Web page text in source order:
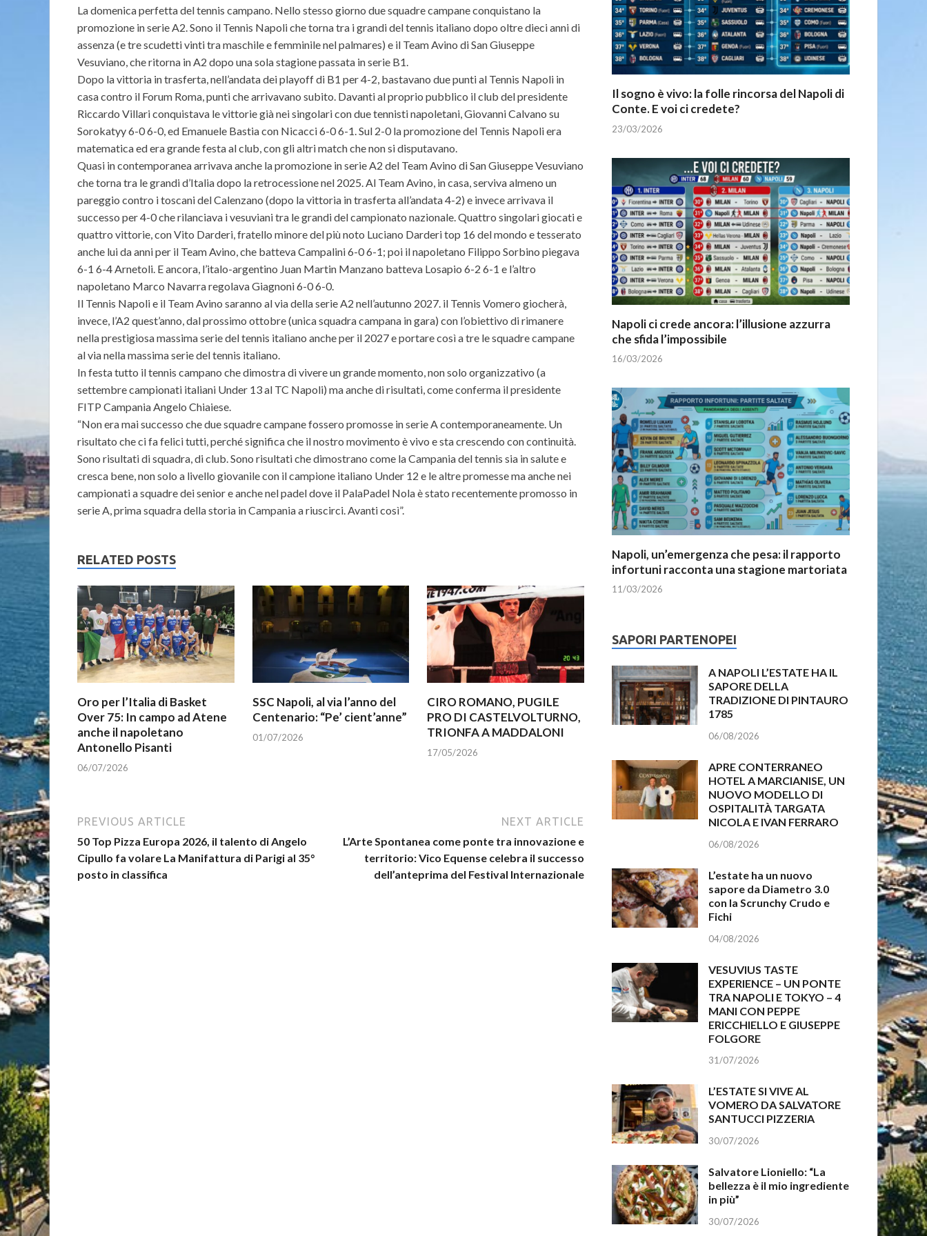
La domenica perfetta del tennis campano. Nello stesso giorno due squadre campane conquistano la
promozione in serie A2. Sono il Tennis Napoli che torna tra i grandi del tennis italiano dopo oltre dieci anni di
assenza (e tre scudetti vinti tra maschile e femminile nel palmares) e il Team Avino di San Giuseppe
Vesuviano, che ritorna in A2 dopo una sola stagione passata in serie B1.
Dopo la vittoria in trasferta, nell’andata dei playoff di B1 per 4-2, bastavano due punti al Tennis Napoli in
casa contro il Forum Roma, punti che arrivavano subito. Davanti al proprio pubblico il club del presidente
Riccardo Villari conquistava le vittorie già nei singolari con due tennisti napoletani, Giovanni Calvano su
Sorokatyy 6-0 6-0, ed Emanuele Bastia con Nicacci 6-0 6-1. Sul 2-0 la promozione del Tennis Napoli era
matematica ed era grande festa al club, con gli altri match che non si disputavano.
Quasi in contemporanea arrivava anche la promozione in serie A2 del Team Avino di San Giuseppe Vesuviano
che torna tra le grandi d’Italia dopo la retrocessione nel 2025. Al Team Avino, in casa, serviva almeno un
pareggio contro i toscani del Calenzano (dopo la vittoria in trasferta all’andata 4-2) e invece arrivava il
successo per 4-0 che rilanciava i vesuviani tra le grandi del campionato nazionale. Quattro singolari giocati e
quattro vittorie, con Vito Darderi, fratello minore del più noto Luciano Darderi top 16 del mondo e tesserato
anche lui da anni per il Team Avino, che batteva Campalini 6-0 6-1; poi il napoletano Filippo Sorbino piegava
6-1 6-4 Arnetoli. E ancora, l’italo-argentino Juan Martin Manzano batteva Losapio 6-2 6-1 e l’altro
napoletano Marco Navarra regolava Giagnoni 6-0 6-0.
Il Tennis Napoli e il Team Avino saranno al via della serie A2 nell’autunno 2027. il Tennis Vomero giocherà,
invece, l’A2 quest’anno, dal prossimo ottobre (unica squadra campana in gara) con l’obiettivo di rimanere
nella prestigiosa massima serie del tennis italiano anche per il 2027 e portare così a tre le squadre campane
al via nella massima serie del tennis italiano.
In festa tutto il tennis campano che dimostra di vivere un grande momento, non solo organizzativo (a
settembre campionati italiani Under 13 al TC Napoli) ma anche di risultati, come conferma il presidente
FITP Campania Angelo Chiaiese.
“Non era mai successo che due squadre campane fossero promosse in serie A contemporaneamente. Un
risultato che ci fa felici tutti, perché significa che il nostro movimento è vivo e sta crescendo con continuità.
Sono risultati di squadra, di club. Sono risultati che dimostrano come la Campania del tennis sia in salute e
cresca bene, non solo a livello giovanile con il campione italiano Under 12 e le altre promesse ma anche nei
campionati a squadre dei senior e anche nel padel dove il PalaPadel Nola è stato recentemente promosso in
serie A, prima squadra della storia in Campania a riuscirci. Avanti così”.
RELATED POSTS
Oro per l’Italia di Basket
Over 75: In campo ad Atene
anche il napoletano
Antonello Pisanti
06/07/2026
SSC Napoli, al via l’anno del
Centenario: “Pe’ cient’anne”
01/07/2026
CIRO ROMANO, PUGILE
PRO DI CASTELVOLTURNO,
TRIONFA A MADDALONI
17/05/2026
PREVIOUS ARTICLE
50 Top Pizza Europa 2026, il talento di Angelo
Cipullo fa volare La Manifattura di Parigi al 35°
posto in classifica
NEXT ARTICLE
L’Arte Spontanea come ponte tra innovazione e
territorio: Vico Equense celebra il successo
dell’anteprima del Festival Internazionale
Il sogno è vivo: la folle rincorsa del Napoli di
Conte. E voi ci credete?
23/03/2026
Napoli ci crede ancora: l’illusione azzurra
che sfida l’impossibile
16/03/2026
Napoli, un’emergenza che pesa: il rapporto
infortuni racconta una stagione martoriata
11/03/2026
SAPORI PARTENOPEI
A NAPOLI L’ESTATE HA IL
SAPORE DELLA
TRADIZIONE DI PINTAURO
1785
06/08/2026
APRE CONTERRANEO
HOTEL A MARCIANISE, UN
NUOVO MODELLO DI
OSPITALITÀ TARGATA
NICOLA E IVAN FERRARO
06/08/2026
L’estate ha un nuovo
sapore da Diametro 3.0
con la Scrunchy Crudo e
Fichi
04/08/2026
VESUVIUS TASTE
EXPERIENCE – UN PONTE
TRA NAPOLI E TOKYO – 4
MANI CON PEPPE
ERICCHIELLO E GIUSEPPE
FOLGORE
31/07/2026
L’ESTATE SI VIVE AL
VOMERO DA SALVATORE
SANTUCCI PIZZERIA
30/07/2026
Salvatore Lioniello: “La
bellezza è il mio ingrediente
in più”
30/07/2026